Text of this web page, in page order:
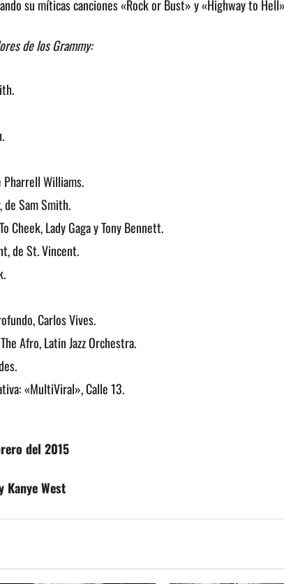
su míticas canciones «Rock or Bust» y «Highway to
de los Grammy:
Williams.
Sam Smith.
Cheek, Lady Gaga y Tony Bennett.
de St. Vincent.
Carlos Vives.
Afro, Latin Jazz Orchestra.
«MultiViral», Calle 13.
del 2015
Kanye West